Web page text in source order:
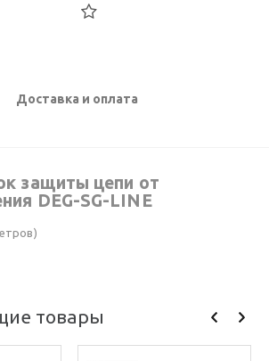
Доставка и оплата
защиты цепи от
DEG-SG-LINE
товары